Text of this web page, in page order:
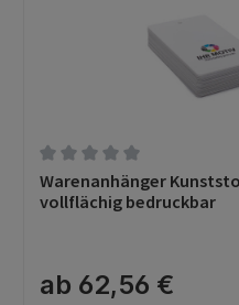
Durchschnittliche
Warenanhänger
vollflächig bedruckbar
ab 62,56 €